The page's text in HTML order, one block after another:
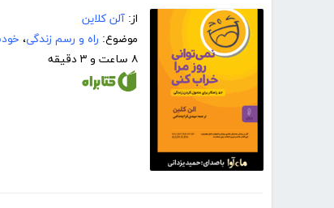
از: آلن کلاین
موضوع: راه و رسم زندگی،
۸ ساعت و ۳ دقیقه